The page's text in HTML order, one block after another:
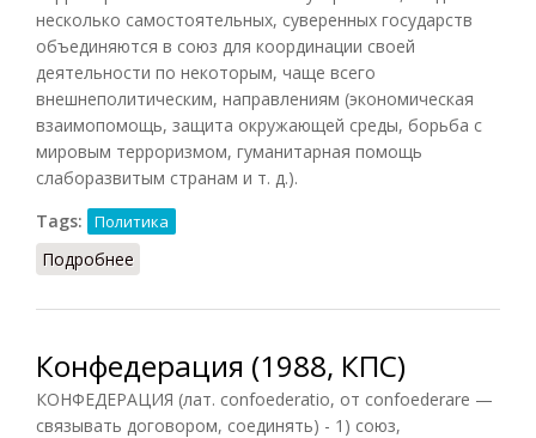
несколько самостоятельных, суверенных государств
объединяются в союз для координации своей
деятельности по некоторым, чаще всего
внешнеполитическим, направлениям (экономическая
взаимопомощь, защита окружающей среды, борьба с
мировым терроризмом, гуманитарная помощь
слаборазвитым странам и т. д.).
Tags:
Политика
Подробнее
Конфедерация (1988, КПС)
КОНФЕДЕРАЦИЯ (лат. confoederatio, от confoederare —
связывать договором, соединять) - 1) союз,